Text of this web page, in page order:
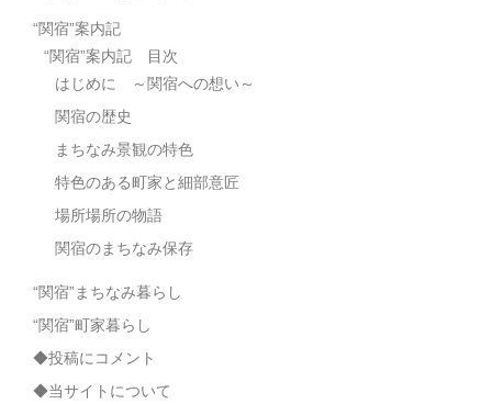
“関宿”案内記
“関宿”案内記 目次
はじめに ～関宿への想い～
関宿の歴史
まちなみ景観の特色
特色のある町家と細部意匠
場所場所の物語
関宿のまちなみ保存
“関宿”まちなみ暮らし
“関宿”町家暮らし
◆投稿にコメント
◆当サイトについて